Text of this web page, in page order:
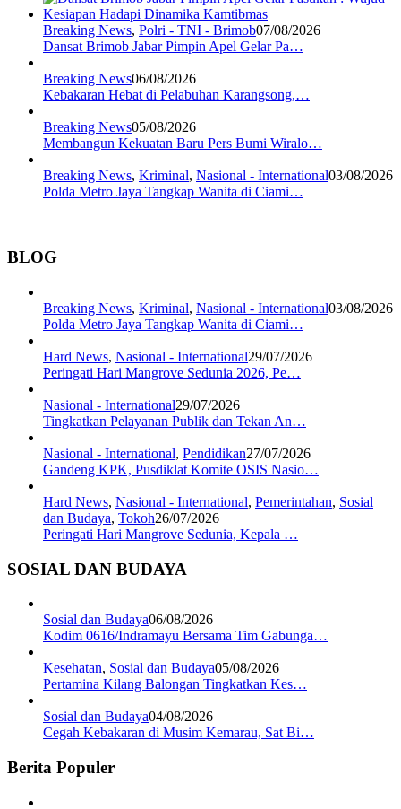
Breaking News, Polri - TNI - Brimob07/08/2026
Dansat Brimob Jabar Pimpin Apel Gelar Pa…
Breaking News06/08/2026
Kebakaran Hebat di Pelabuhan Karangsong,…
Breaking News05/08/2026
Membangun Kekuatan Baru Pers Bumi Wiralo…
Breaking News, Kriminal, Nasional - International03/08/2026
Polda Metro Jaya Tangkap Wanita di Ciami…
BLOG
Breaking News, Kriminal, Nasional - International03/08/2026
Polda Metro Jaya Tangkap Wanita di Ciami…
Hard News, Nasional - International29/07/2026
Peringati Hari Mangrove Sedunia 2026, Pe…
Nasional - International29/07/2026
Tingkatkan Pelayanan Publik dan Tekan An…
Nasional - International, Pendidikan27/07/2026
Gandeng KPK, Pusdiklat Komite OSIS Nasio…
Hard News, Nasional - International, Pemerintahan, Sosial
dan Budaya, Tokoh26/07/2026
Peringati Hari Mangrove Sedunia, Kepala …
SOSIAL DAN BUDAYA
Sosial dan Budaya06/08/2026
Kodim 0616/Indramayu Bersama Tim Gabunga…
Kesehatan, Sosial dan Budaya05/08/2026
Pertamina Kilang Balongan Tingkatkan Kes…
Sosial dan Budaya04/08/2026
Cegah Kebakaran di Musim Kemarau, Sat Bi…
Berita Populer